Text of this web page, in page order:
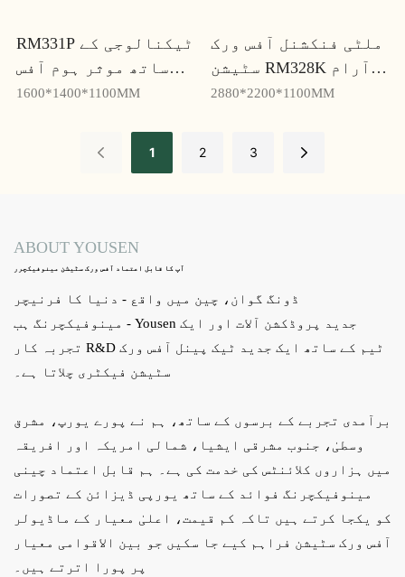
RM331P ٹیکنالوجی کے
ساتھ موثر ہوم آفس
ورک سٹیشن ٹیبل -
1600*1400*1100MM
ملٹی فنکشنل آفس ورک
سٹیشن RM328K آرام
دہ بیٹھنے - Yousen
2880*2200*1100MM
1 2 3
ABOUT YOUSEN
آپ کا قابل اعتماد آفس ورک سٹیشن مینوفیکچرر
ڈونگ گوان، چین میں واقع - دنیا کا فرنیچر
مینوفیکچرنگ ہب - Yousen جدید پروڈکشن آلات اور ایک
تجربہ کار R&D ٹیم کے ساتھ ایک جدید ٹیک پینل آفس ورک
سٹیشن فیکٹری چلاتا ہے۔
برآمدی تجربے کے برسوں کے ساتھ، ہم نے پورے یورپ، مشرق
وسطیٰ، جنوب مشرقی ایشیا، شمالی امریکہ اور افریقہ
میں ہزاروں کلائنٹس کی خدمت کی ہے۔ ہم قابل اعتماد چینی
مینوفیکچرنگ فوائد کے ساتھ یورپی ڈیزائن کے تصورات
کو یکجا کرتے ہیں تاکہ کم قیمت، اعلیٰ معیار کے ماڈیولر
آفس ورک سٹیشن فراہم کیے جا سکیں جو بین الاقوامی معیار
پر پورا اترتے ہیں۔